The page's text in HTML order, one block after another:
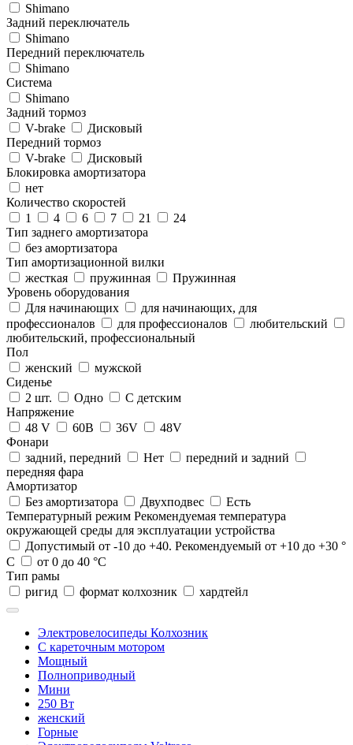
Shimano
Задний переключатель
Shimano
Передний переключатель
Shimano
Система
Shimano
Задний тормоз
V-brake
Дисковый
Передний тормоз
V-brake
Дисковый
Блокировка амортизатора
нет
Количество скоростей
1
4 6 7 21
24
Тип заднего амортизатора
без амортизатора
Тип амортизационной вилки
жесткая
пружинная
Пружинная
Уровень оборудования
Для начинающих
для начинающих, для
профессионалов
для профессионалов
любительский
любительский, профессиональный
Пол
женский
мужской
Сиденье
2 шт.
Одно
С детским
Напряжение
48 V
60В 36V
48V
Фонари
задний, передний
Нет
передний и задний
передняя фара
Амортизатор
Без амортизатора
Двухподвес
Есть
Температурный режим Рекомендуемая температура
окружающей среды для эксплуатации устройства
Допустимый от -10 до +40. Рекомендуемый от +10 до +30 °
С
от 0 до 40 °C
Тип рамы
ригид
формат колхозник хардтейл
Электровелосипеды Колхозник
С кареточным мотором
Мощный
Полноприводный
Мини
250 Вт
женский
Горные